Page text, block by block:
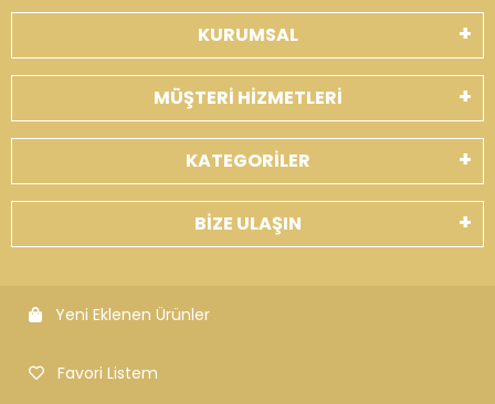
KURUMSAL
MÜŞTERİ HİZMETLERİ
KATEGORİLER
BİZE ULAŞIN
Yeni Eklenen Ürünler
Favori Listem